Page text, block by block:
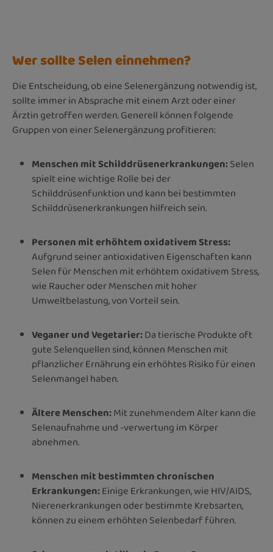
Wer sollte Selen einnehmen?
Die Entscheidung, ob eine Selenergänzung notwendig ist,
sollte immer in Absprache mit einem Arzt oder einer
Ärztin getroffen werden. Generell können folgende
Gruppen von einer Selenergänzung profitieren:
Menschen mit Schilddrüsenerkrankungen:Selen
spielt eine wichtige Rolle bei der
Schilddrüsenfunktion und kann bei bestimmten
Schilddrüsenerkrankungen hilfreich sein.
Personen mit erhöhtem oxidativem Stress:
Aufgrund seiner antioxidativen Eigenschaften kann
Selen für Menschen mit erhöhtem oxidativem Stress,
wie Raucher oder Menschen mit hoher
Umweltbelastung, von Vorteil sein.
Veganer und Vegetarier:Da tierische Produkte oft
gute Selenquellen sind, können Menschen mit
pflanzlicher Ernährung ein erhöhtes Risiko für einen
Selenmangel haben.
Ältere Menschen:Mit zunehmendem Alter kann die
Selenaufnahme und -verwertung im Körper
abnehmen.
Menschen mit bestimmten chronischen
Erkrankungen:Einige Erkrankungen, wie HIV/AIDS,
Nierenerkrankungen oder bestimmte Krebsarten,
können zu einem erhöhten Selenbedarf führen.